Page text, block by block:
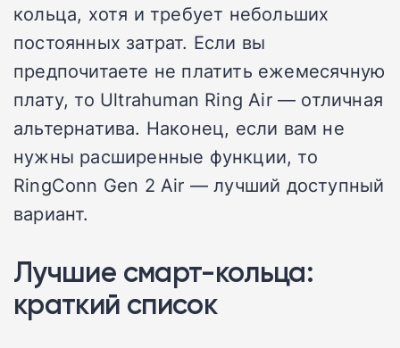
кольца, хотя и требует небольших
постоянных затрат. Если вы
предпочитаете не платить ежемесячную
плату, то Ultrahuman Ring Air — отличная
альтернатива. Наконец, если вам не
нужны расширенные функции, то
RingConn Gen 2 Air — лучший доступный
вариант.
Лучшие смарт-кольца:
краткий список